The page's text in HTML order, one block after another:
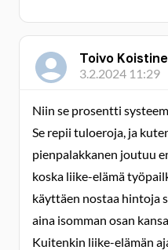
Toivo
3.2.2024 11:29
Niin se prosentti
Se repii tuloeroja, ja
pienpalakkanen joutuu
koska liike-elämä
käyttäen nostaa hintoja
aina isomman osan
Kuitenkin liike-elämän